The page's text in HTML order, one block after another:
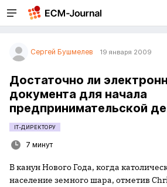
Сергей Бушмелев 19 января 2009
Достаточно ли
документа для начала
предпринимательской
IT-ДИРЕКТОРУ
7 минут
В канун Нового Года, когда
население земного шара, отметив